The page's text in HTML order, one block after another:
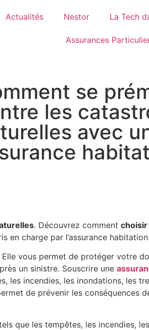
Actualités Nestor La Tech
Assurances
se
les
avec
. Découvrez comment choisir
en charge par l’assurance
Elle vous permet de protéger votre
un sinistre. Souscrire une
les incendies, les inondations, les
de prévenir les conséquences
que les tempêtes, les incendies,